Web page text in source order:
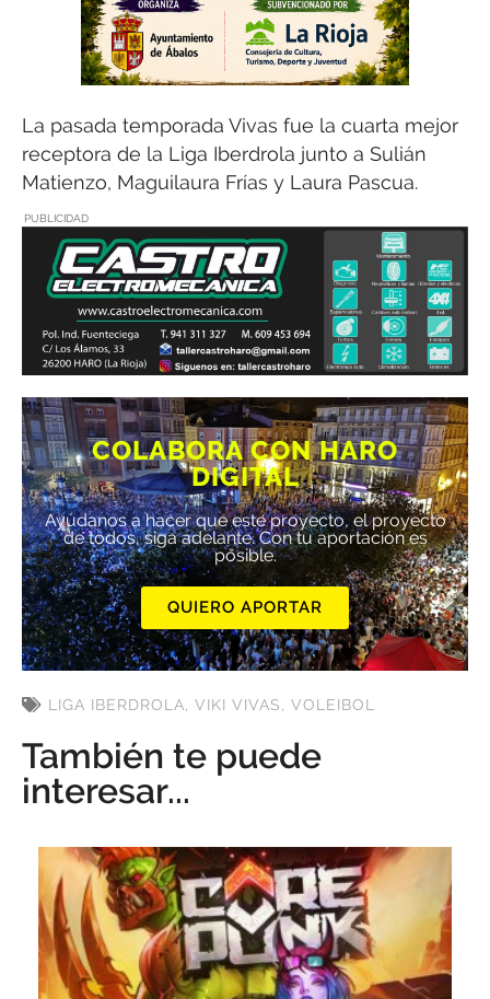
La pasada temporada Vivas fue la cuarta mejor
receptora de la Liga Iberdrola junto a Sulián
Matienzo, Maguilaura Frías y Laura Pascua.
PUBLICIDAD
COLABORA CON HARO
DIGITAL
Ayúdanos a hacer que este proyecto, el proyecto
de todos, siga adelante. Con tu aportación es
posible.
QUIERO APORTAR
LIGA IBERDROLA, VIKI VIVAS, VOLEIBOL
También te puede
interesar...